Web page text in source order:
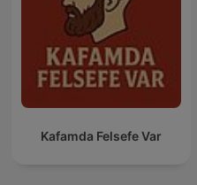
Kafamda Felsefe Var